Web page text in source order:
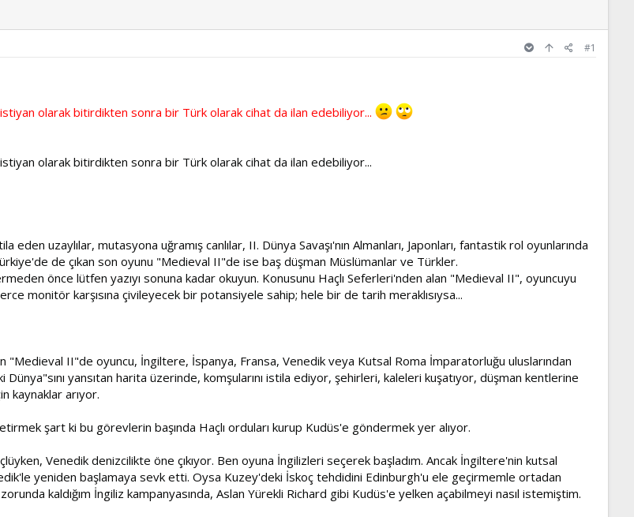
#1
olarak bitirdikten sonra bir Türk olarak cihat da ilan edebiliyor...
olarak bitirdikten sonra bir Türk olarak cihat da ilan edebiliyor...
uzaylılar, mutasyona uğramış canlılar, II. Dünya Savaşı'nın Almanları, Japonları, fantastik rol oyunlarında
de çıkan son oyunu "Medieval II"de ise baş düşman Müslümanlar ve Türkler.
önce lütfen yazıyı sonuna kadar okuyun. Konusunu Haçlı Seferleri'nden alan "Medieval II", oyuncuyu
monitör karşısına çivileyecek bir potansiyele sahip; hele bir de tarih meraklısıysa...
II"de oyuncu, İngiltere, İspanya, Fransa, Venedik veya Kutsal Roma İmparatorluğu uluslarından
yansıtan harita üzerinde, komşularını istila ediyor, şehirleri, kaleleri kuşatıyor, düşman kentlerine
kaynaklar arıyor.
şart ki bu görevlerin başında Haçlı orduları kurup Kudüs'e göndermek yer alıyor.
Venedik denizcilikte öne çıkıyor. Ben oyuna İngilizleri seçerek başladım. Ancak İngiltere'nin kutsal
yeniden başlamaya sevk etti. Oysa Kuzey'deki İskoç tehdidini Edinburgh'u ele geçirmemle ortadan
kaldığım İngiliz kampanyasında, Aslan Yürekli Richard gibi Kudüs'e yelken açabilmeyi nasıl istemiştim.